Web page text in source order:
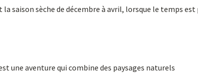
saison sèche de décembre à avril, lorsque le temps est
une aventure qui combine des paysages naturels